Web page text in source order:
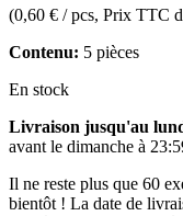
(0,60 € / pcs, Prix TTC
Contenu: 5 pièces
En stock
Livraison jusqu'au
avant le dimanche à
Il ne reste plus que 60
bientôt ! La date de